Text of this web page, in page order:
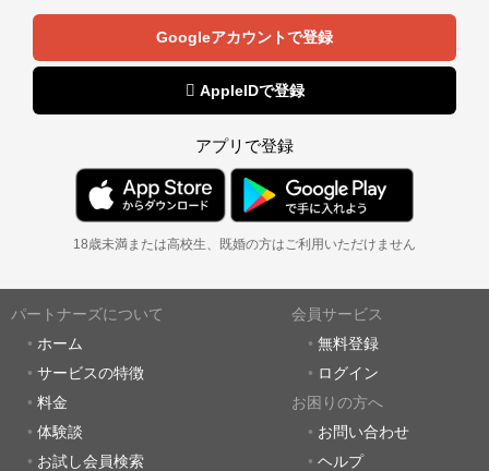
Googleアカウントで登録
 AppleIDで登録
アプリで登録
18歳未満または高校生、既婚の方はご利用いただけません
パートナーズについて
ホーム
サービスの特徴
料金
体験談
お試し会員検索
会員サービス
無料登録
ログイン
お困りの方へ
お問い合わせ
ヘルプ